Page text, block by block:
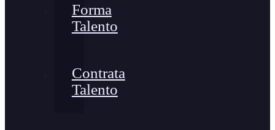
Forma
Talento
Contrata
Talento